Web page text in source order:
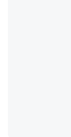
論文では「淡
利だから両方
いる鋏角類（
ずキチンを強
─ニュース :: 【研